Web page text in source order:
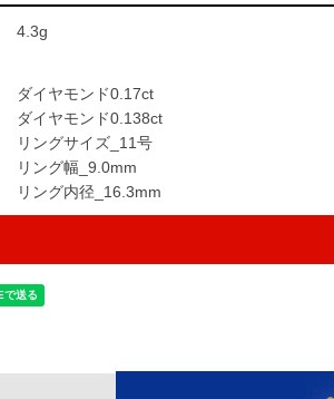
4.3g
ダイヤモンド0.17ct
ダイヤモンド0.138ct
リングサイズ_11号
リング幅_9.0mm
リング内径_16.3mm